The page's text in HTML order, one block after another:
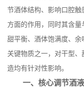
节酒体结构、影响口腔
方面的作用，同时其含
甜平衡、酒体饱满度、
关键物质之一，对干型
造均有针对性影响。
一、核心调节酒